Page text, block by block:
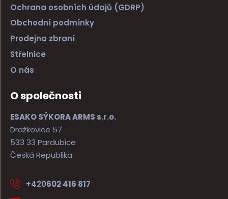
Ochrana osobních údajů (GDRP)
Obchodní podmínky
Prodejna zbraní
Střelnice
O nás
O společnosti
ESAKO SÝKORA ARMS s.r.o.
Dražkovice 57
533 33 Pardubice
Česká Republika
+420602 416 817